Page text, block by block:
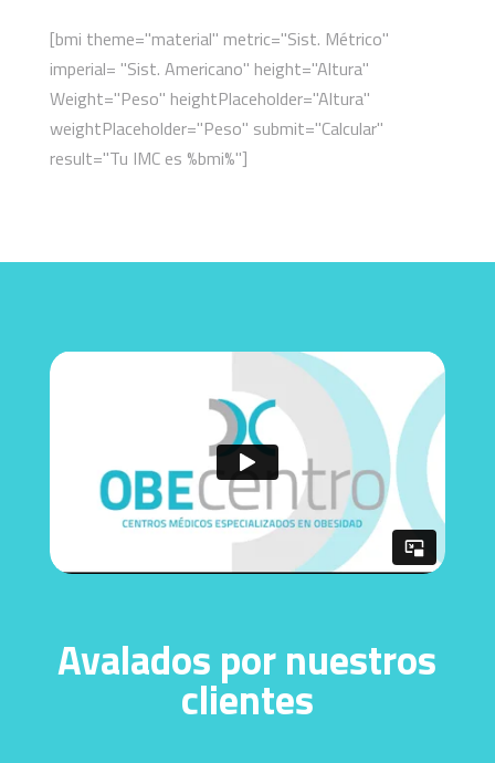
[bmi theme="material" metric="Sist. Métrico"
imperial= "Sist. Americano" height="Altura"
Weight="Peso" heightPlaceholder="Altura"
weightPlaceholder="Peso" submit="Calcular"
result="Tu IMC es %bmi%"]
Avalados por nuestros
clientes